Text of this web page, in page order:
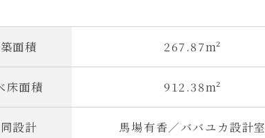
面積 267.87m²
床面積 912.38m²
設計 馬場有香／ババユカ設計室